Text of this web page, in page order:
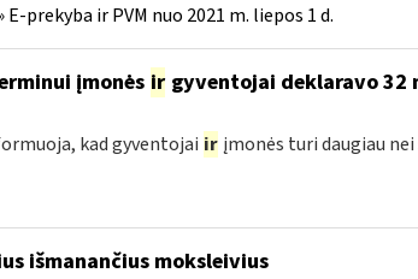
E-prekyba ir PVM nuo 2021 m. liepos 1 d.
įmonės irgyventojai deklaravo 32
kad gyventojai ir įmonės turi daugiau
išmanančius moksleivius